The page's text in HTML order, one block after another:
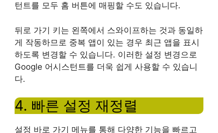
턴트를 모두 홈 버튼에 매핑할 수도 있습니다.
뒤로 가기 키는 왼쪽에서 스와이프하는 것과 동일하
게 작동하므로 중복 앱이 있는 경우 최근 앱을 표시
하도록 변경할 수 있습니다. 이러한 설정 변경으로
Google 어시스턴트를 더욱 쉽게 사용할 수 있습니
다.
4. 빠른 설정 재정렬
설정 바로 가기 메뉴를 통해 다양한 기능을 빠르고